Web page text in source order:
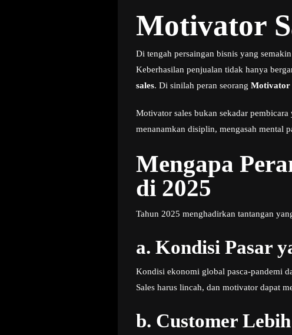
Motivator
Di tengah persaingan bisnis yang
Keberhasilan penjualan tidak hanya
sales. Di sinilah peran seorang Motivator
Motivator sales bukan sekadar
menanamkan disiplin, mengasah mental
Mengapa
di 2025
Tahun 2025 menghadirkan tantangan
a. Kondisi Pasar
Kondisi ekonomi global pasca-pandemi
Sales harus lincah, dan motivator dapat
b. Customer